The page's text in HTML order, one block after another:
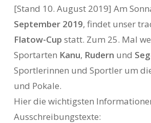
[Stand 10. August 2019] Am
September 2019, findet unser
Flatow-Cup statt. Zum 25. Mal
Sportarten Kanu, Rudern und
Sportlerinnen und Sportler um
und Pokale.
Hier die wichtigsten
Ausschreibungstexte: